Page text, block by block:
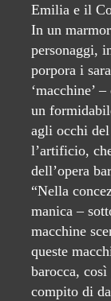
Emilia e il
In un
personaggi,
porpora i
‘macchine’
un
agli occhi
l’artificio,
dell’opera
“Nella
manica –
macchine
queste
barocca,
compito di